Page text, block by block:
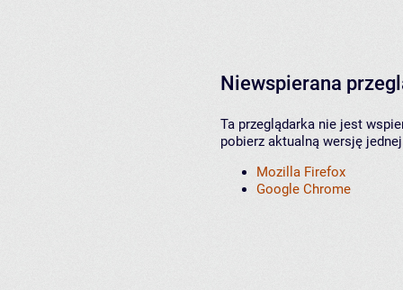
Niewspierana
Ta przeglądarka nie jest
pobierz aktualną wersję
Mozilla Firefox
Google Chrome